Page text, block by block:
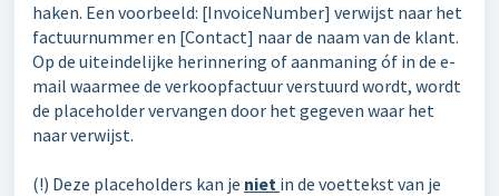
haken. Een voorbeeld: [InvoiceNumber] verwijst naar het
factuurnummer en [Contact] naar de naam van de klant.
Op de uiteindelijke herinnering of aanmaning óf in de e-
mail waarmee de verkoopfactuur verstuurd wordt, wordt
de placeholder vervangen door het gegeven waar het
naar verwijst.
(!) Deze placeholders kan je niet in de voettekst van je